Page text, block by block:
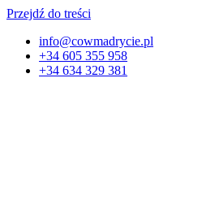
Przejdź do treści
info@cowmadrycie.pl
+34 605 355 958
+34 634 329 381​